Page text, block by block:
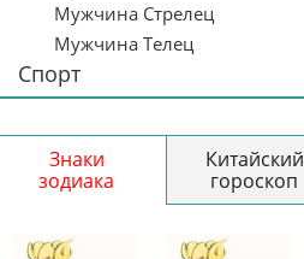
Мужчина Стрелец
Мужчина Телец
Спорт
Знаки
зодиака
Китайский
гороскоп